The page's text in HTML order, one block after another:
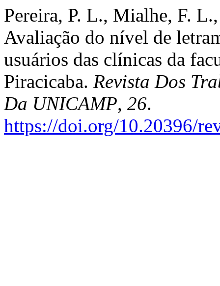
Pereira, P. L., Mialhe, F.
Avaliação do nível de
usuários das clínicas da
Piracicaba. Revista Dos
Da UNICAMP, 26.
https://doi.org/10.20396/